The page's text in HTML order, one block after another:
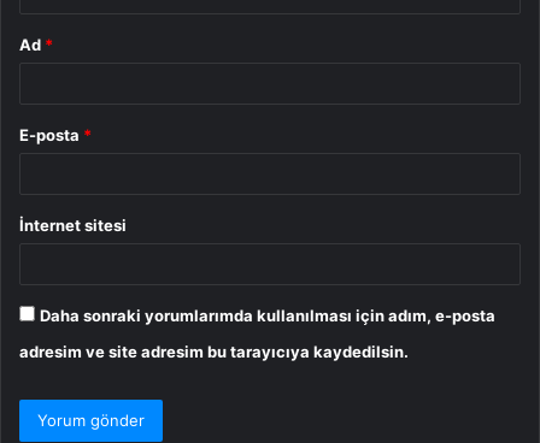
Ad *
E-posta *
İnternet sitesi
Daha sonraki yorumlarımda kullanılması için adım, e-posta
adresim ve site adresim bu tarayıcıya kaydedilsin.